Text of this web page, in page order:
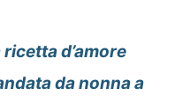
ricetta d’amore
da nonna a